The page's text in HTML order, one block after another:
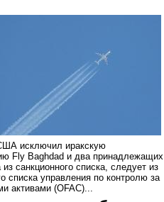
исключил иракскую
Fly Baghdad и два принадлежащих
санкционного списка, следует из
списка управления по контролю за
активами (OFAC)...